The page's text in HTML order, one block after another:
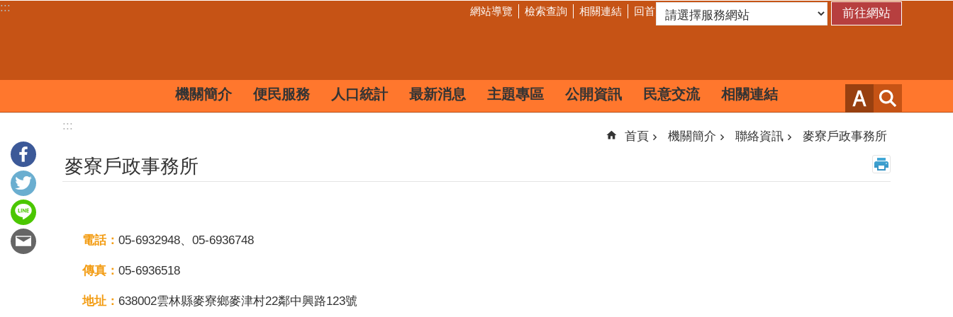
跳到主要內容區塊
::: 網站導覽 檢索查詢 相關連結 回首頁
機關簡介 便民服務 人口統計 最新消息 主題專區 公開資訊 民意交流 相關連結
:::
首頁 機關簡介 聯絡資訊 麥寮戶政事務所
麥寮戶政事務所
電話： 05-6932948、05-6936748
傳真： 05-6936518
地址： 638002雲林縣麥寮鄉麥津村22鄰中興路123號